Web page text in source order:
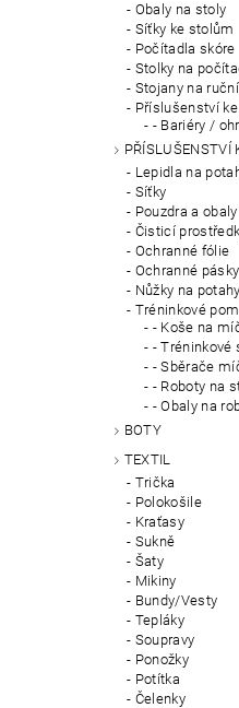
Obaly na stoly
Síťky ke stolům
Počítadla skóre
Stolky na
Stojany na
Příslušenství
- Bariéry /
PŘÍSLUŠENSTVÍ
Lepidla na
Síťky
Pouzdra a obaly
Čisticí
Ochranné fólie
Ochranné pásky
Nůžky na potahy
Tréninkové
- Koše na
- Tréninkové
- Sběrače
- Roboty na
- Obaly na
BOTY
TEXTIL
Trička
Polokošile
Kraťasy
Sukně
Šaty
Mikiny
Bundy/Vesty
Tepláky
Soupravy
Ponožky
Potítka
Čelenky